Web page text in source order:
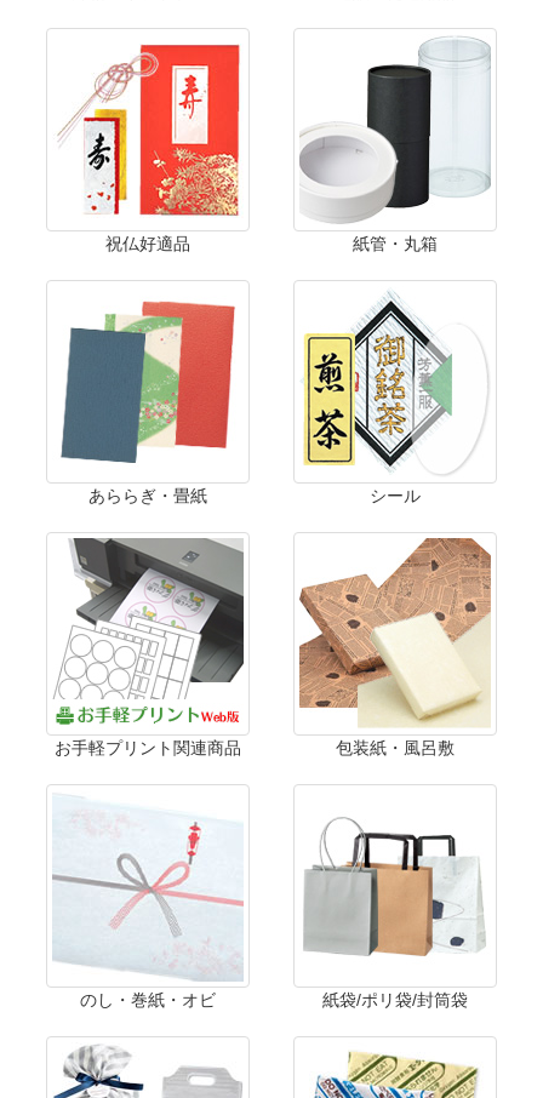
祝仏好適品 紙管・丸箱
あららぎ・畳紙 シール
お手軽プリント関連商品 包装紙・風呂敷
のし・巻紙・オビ 紙袋/ポリ袋/封筒袋